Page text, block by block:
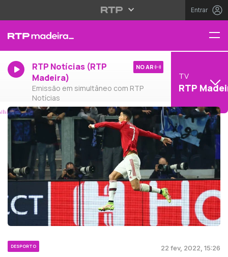
Entrar
RTP Notícias (RTP
Madeira)
Emissão em simultâneo com RTP
Notícias
NO AR
TV
RTP
DESPORTO 22 fev, 2022, 15:26